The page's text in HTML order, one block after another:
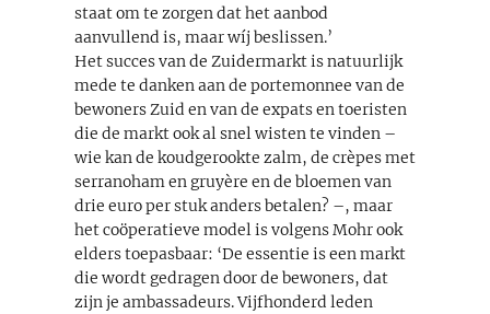
staat om te zorgen dat het aanbod
aanvullend is, maar wíj beslissen.’
Het succes van de Zuidermarkt is natuurlijk
mede te danken aan de portemonnee van de
bewoners Zuid en van de expats en toeristen
die de markt ook al snel wisten te vinden –
wie kan de koudgerookte zalm, de crèpes met
serranoham en gruyère en de bloemen van
drie euro per stuk anders betalen? –, maar
het coöperatieve model is volgens Mohr ook
elders toepasbaar: ‘De essentie is een markt
die wordt gedragen door de bewoners, dat
zijn je ambassadeurs. Vijfhonderd leden